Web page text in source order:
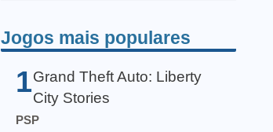
Jogos mais populares
1 Grand Theft Auto: Liberty
City Stories
PSP